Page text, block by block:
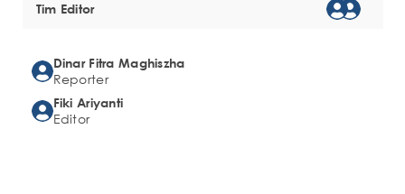
Tim Editor
Dinar Fitra Maghiszha
Reporter
Fiki Ariyanti
Editor